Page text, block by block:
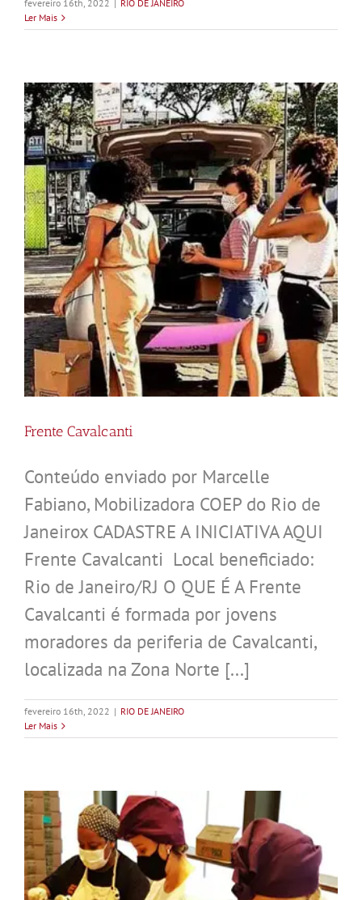
fevereiro 16th, 2022
RIO DE JANEIRO
Ler Mais
Frente Cavalcanti
Conteúdo enviado por Marcelle
Fabiano, Mobilizadora COEP do Rio de
Janeirox CADASTRE A INICIATIVA AQUI
Frente Cavalcanti Local beneficiado:
Rio de Janeiro/RJ O QUE É A Frente
Cavalcanti é formada por jovens
moradores da periferia de Cavalcanti,
localizada na Zona Norte [...]
fevereiro 16th, 2022 | RIO DE JANEIRO
Ler Mais